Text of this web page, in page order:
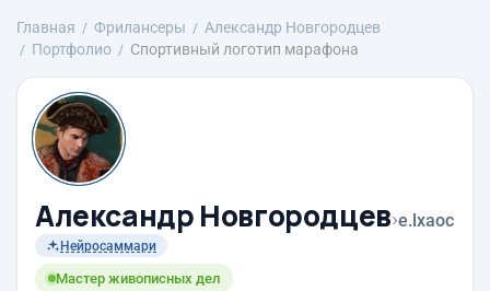
Главная Фрилансеры
Александр Новгородцев
Портфолио
Спортивный логотип марафона
Александр Новгородцев›e.lxaoc
Нейросаммари
Мастер живописных дел